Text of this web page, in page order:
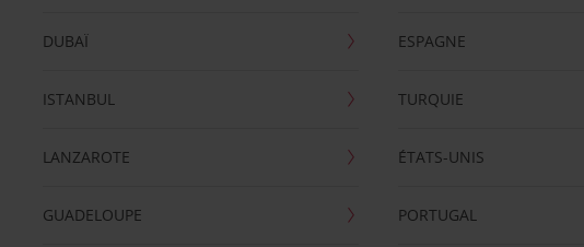
DUBAÏ
ISTANBUL
LANZAROTE
GUADELOUPE
ESPAGNE
TURQUIE
ÉTATS-UNIS
PORTUGAL